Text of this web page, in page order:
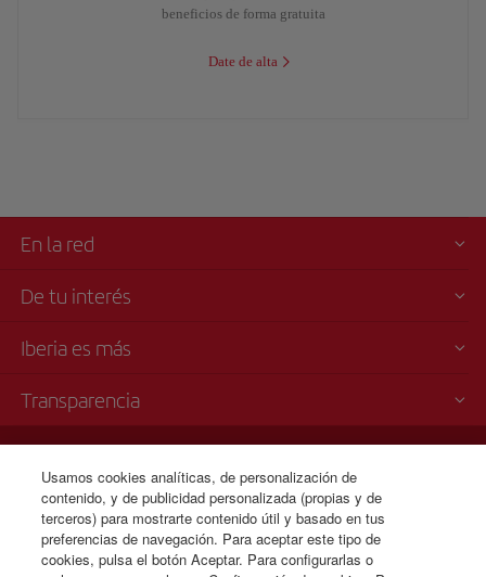
beneficios de forma gratuita
Date de alta
En la red
De tu interés
Iberia es más
Transparencia
Venta telefónica
+1 833 826 5366
Lunes a domingo 00:00 - 24:00 horas ( español e inglés).
CSP - Plan de Servicio al Cliente
Plan de Contingencia para los Retrasos prolongados en pista (TARMAC)
IB General Rules & Tariff Canada
Usamos cookies analíticas, de personalización de
contenido, y de publicidad personalizada (propias y de
terceros) para mostrarte contenido útil y basado en tus
preferencias de navegación. Para aceptar este tipo de
cookies, pulsa el botón Aceptar. Para configurarlas o